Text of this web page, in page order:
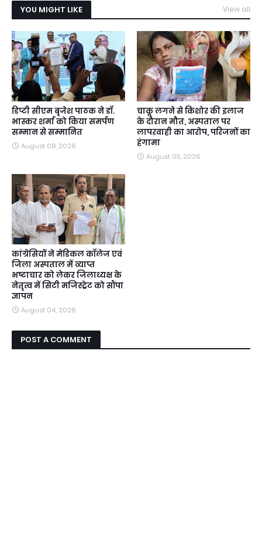
YOU MIGHT LIKE View all
डिप्टी सीएम बृजेश पाठक ने डॉ.
भास्कर शर्मा को किया समर्पण
सम्मान से सम्मानित
August 08, 2026
चाकू लगने से किशोर की इलाज
के दौरान मौत, अस्पताल पर
लापरवाही का आरोप, परिजनों का
हंगामा
August 05, 2026
कांग्रेसियों ने मेडिकल कॉलेज एवं
जिला अस्पताल में व्याप्त
भष्टाचार को लेकर जिलाध्यक्ष के
नेतृत्व में सिटी मजिस्ट्रेट को सौंपा
ज्ञापन
August 04, 2026
POST A COMMENT